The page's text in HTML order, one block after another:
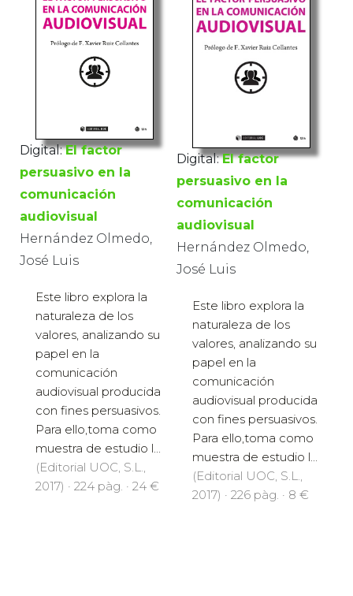
Digital: El factor
persuasivo en la
comunicación
audiovisual
Hernández Olmedo,
José Luis
Este libro explora la
naturaleza de los
valores, analizando su
papel en la
comunicación
audiovisual producida
con fines persuasivos.
Para ello,toma como
muestra de estudio l...
(Editorial UOC, S.L.,
2017) · 224 pàg. · 24 €
Digital: El factor
persuasivo en la
comunicación
audiovisual
Hernández Olmedo,
José Luis
Este libro explora la
naturaleza de los
valores, analizando su
papel en la
comunicación
audiovisual producida
con fines persuasivos.
Para ello,toma como
muestra de estudio l...
(Editorial UOC, S.L.,
2017) · 226 pàg. · 8 €